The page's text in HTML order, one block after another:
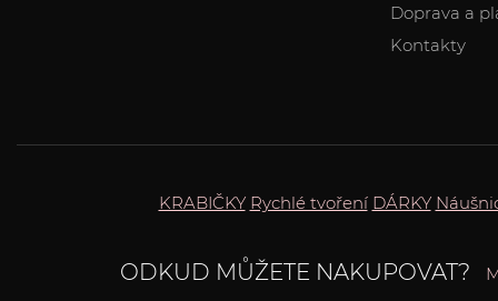
Doprava a
Kontakty
KRABIČKY Rychlé tvoření DÁRKY
ODKUD MŮŽETE NAKUPOVAT?